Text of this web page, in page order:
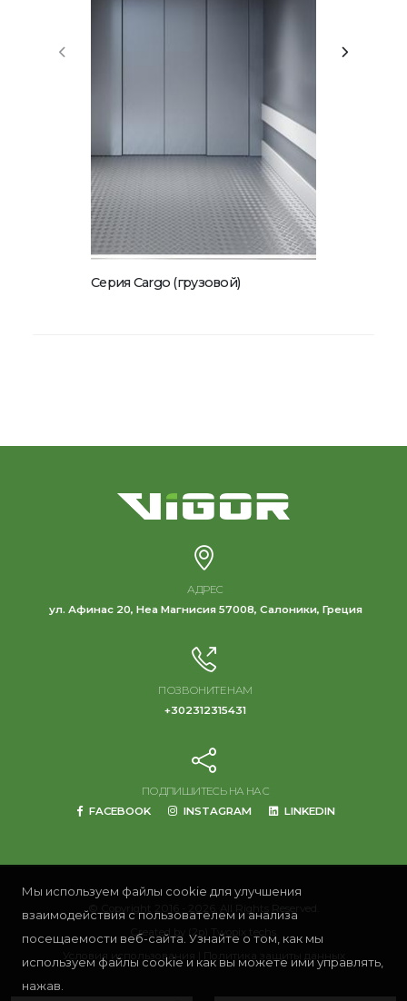
Мы используем файлы cookie для улучшения
взаимодействия с пользователем и анализа
посещаемости веб-сайта. Узнайте о том, как мы
используем файлы cookie и как вы можете ими управлять,
нажав.
Серия Cargo (грузовой)
АДРЕС
ул. Афинас 20, Неа Магнисия 57008, Салоники, Греция
ПОЗВОНИТЕ НАМ
+302312315431
ПОДПИШИТЕСЬ НА НАС
FACEBOOK
INSTAGRAM LINKEDIN
Created by
(2p) Twopix techs.
Условия использования